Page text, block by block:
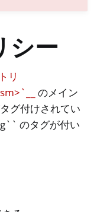
シー
リ
のメイン
グ付けされてい
のタグが付い